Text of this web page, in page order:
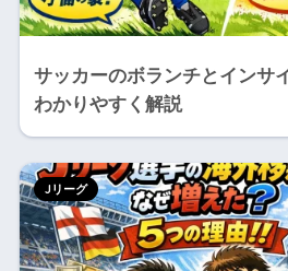
サッカーのボランチとインサ
わかりやすく解説
Jリーグ